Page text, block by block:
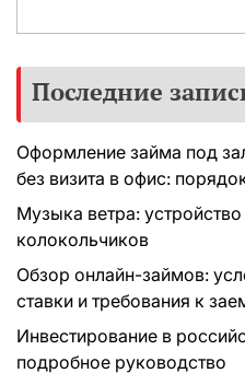
Последние
Оформление займа под
без визита в офис:
Музыка ветра:
колокольчиков
Обзор онлайн-займов:
ставки и требования к
Инвестирование в
подробное руководство